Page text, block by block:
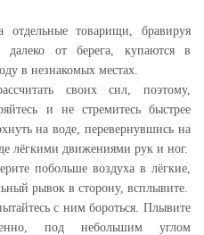
отдельные товарищи, бравируя
далеко от берега, купаются в
в незнакомых местах.
своих сил, поэтому,
и не стремитесь быстрее
на воде, перевернувшись на
лёгкими движениями рук и ног.
побольше воздуха в лёгкие,
рывок в сторону, всплывите.
с ним бороться. Плывите
под небольшим углом